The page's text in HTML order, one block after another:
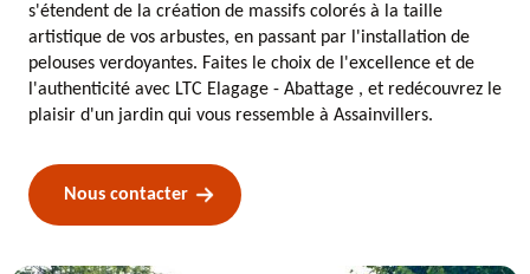
s'étendent de la création de massifs colorés à la taille
artistique de vos arbustes, en passant par l'installation de
pelouses verdoyantes. Faites le choix de l'excellence et de
l'authenticité avec LTC Elagage - Abattage , et redécouvrez le
plaisir d'un jardin qui vous ressemble à Assainvillers.
Nous contacter